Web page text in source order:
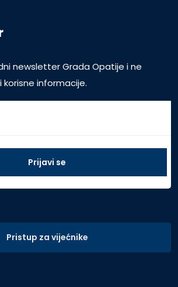
newsletter Grada Opatije i ne
informacije.
Pristup za vijećnike